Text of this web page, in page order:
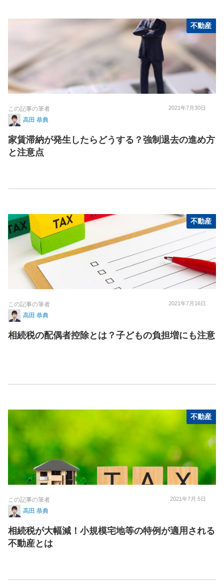
不動産
この記事の筆者 2021年7月30日
高田 恭典
家賃滞納が発生したらどうする？強制退去の進め方
と注意点
不動産
この記事の筆者 2021年7月16日
高田 恭典
相続税の配偶者控除とは？子どもの負担増にも注意
不動産
この記事の筆者 2021年7月 5日
高田 恭典
相続税が大幅減！小規模宅地等の特例が適用される
不動産とは